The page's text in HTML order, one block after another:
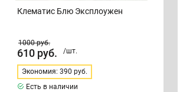
Клематис Блю Эксплоужен
1000руб.
610 руб. /шт.
Экономия: 390 руб.
Есть в наличии